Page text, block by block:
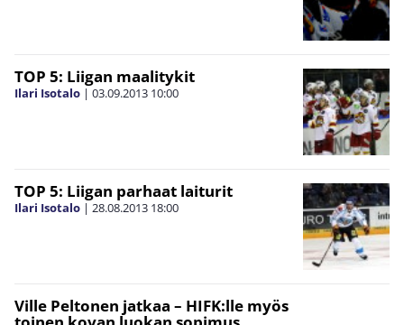
TOP 5: Liigan maalitykit
Ilari Isotalo | 03.09.2013 10:00
TOP 5: Liigan parhaat laiturit
Ilari Isotalo | 28.08.2013 18:00
Ville Peltonen jatkaa – HIFK:lle myös